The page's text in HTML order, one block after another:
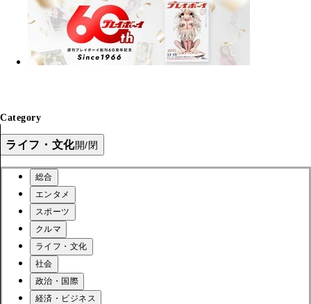
Category
ライフ・文化開/閉
総合
エンタメ
スポーツ
クルマ
ライフ・文化
社会
政治・国際
経済・ビジネス